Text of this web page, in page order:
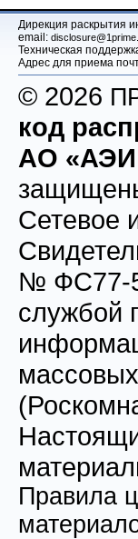
Дирекция раскрытия
email:
Техническая
Адрес для приема
© 2026
код
АО
Сетевое
№ ФС77-
службой
Правила